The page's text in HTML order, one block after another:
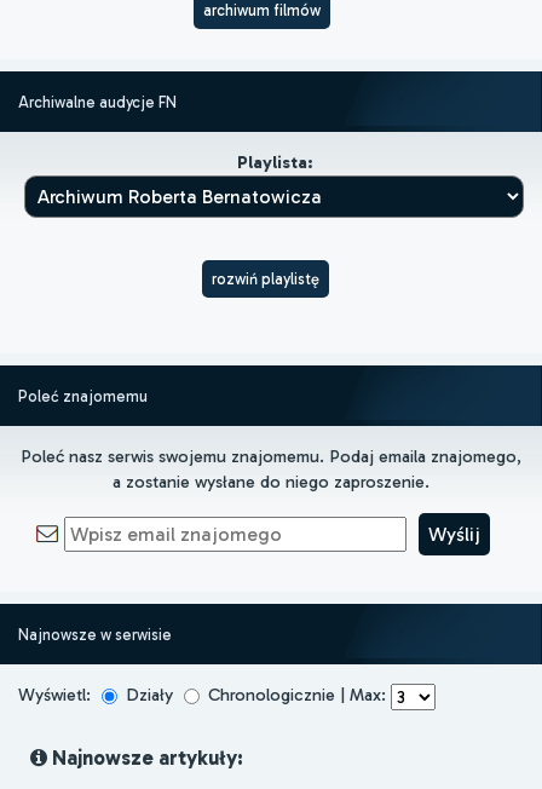
archiwum filmów
Archiwalne audycje FN
Playlista:
rozwiń playlistę
Poleć znajomemu
Poleć nasz serwis swojemu znajomemu. Podaj emaila znajomego,
a zostanie wysłane do niego zaproszenie.
Najnowsze w serwisie
Wyświetl: Działy Chronologicznie | Max:
Najnowsze artykuły: